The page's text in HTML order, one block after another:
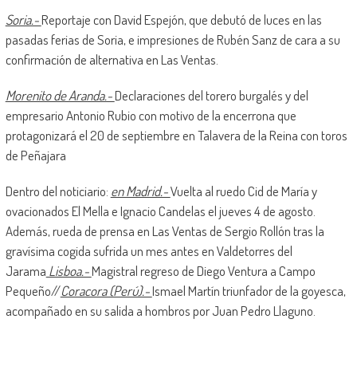
Soria.-Reportaje con David Espejón, que debutó de luces en las
pasadas ferias de Soria, e impresiones de Rubén Sanz de cara a su
confirmación de alternativa en Las Ventas.
Morenito de Aranda.-Declaraciones del torero burgalés y del
empresario Antonio Rubio con motivo de la encerrona que
protagonizará el 20 de septiembre en Talavera de la Reina con toros
de Peñajara
Dentro del noticiario: en Madrid.-Vuelta al ruedo Cid de María y
ovacionados El Mella e Ignacio Candelas el jueves 4 de agosto.
Además, rueda de prensa en Las Ventas de Sergio Rollón tras la
gravísima cogida sufrida un mes antes en Valdetorres del
Jarama Lisboa.-Magistral regreso de Diego Ventura a Campo
Pequeño//Coracora (Perú).-Ismael Martín triunfador de la goyesca,
acompañado en su salida a hombros por Juan Pedro Llaguno.